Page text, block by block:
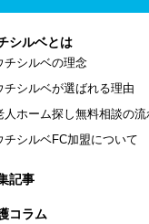
シルベとは
チシルベの理念
チシルベが選ばれる理由
人ホーム探し無料相談の流
チシルベFC加盟について
記事
コラム